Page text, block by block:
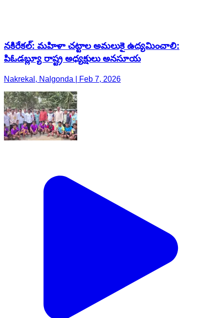
నకిరేకల్: మహిళా చట్టాల అమలుకై ఉద్యమించాలి:
పిఓడబ్ల్యూ రాష్ట్ర అధ్యక్షులు అనసూయ
Nakrekal, Nalgonda | Feb 7, 2026